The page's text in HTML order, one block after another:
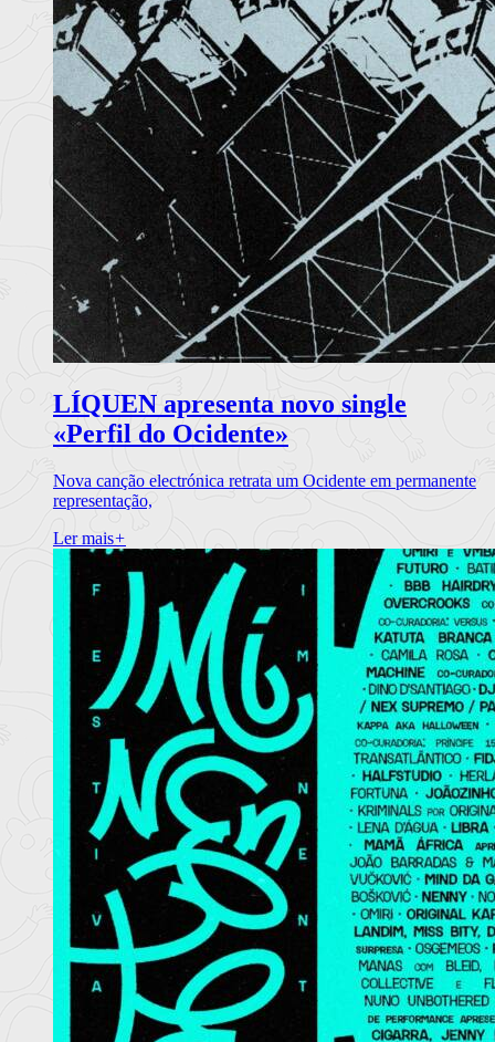
LÍQUEN apresenta novo single
«Perfil do Ocidente»
Nova canção electrónica retrata um Ocidente em permanente
representação,
Ler mais+